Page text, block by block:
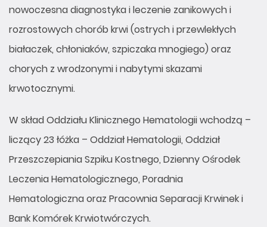
nowoczesna diagnostyka i leczenie zanikowych i
rozrostowych chorób krwi (ostrych i przewlekłych
białaczek, chłoniaków, szpiczaka mnogiego) oraz
chorych z wrodzonymi i nabytymi skazami
krwotocznymi.
W skład Oddziału Klinicznego Hematologii wchodzą –
liczący 23 łóżka – Oddział Hematologii, Oddział
Przeszczepiania Szpiku Kostnego, Dzienny Ośrodek
Leczenia Hematologicznego, Poradnia
Hematologiczna oraz Pracownia Separacji Krwinek i
Bank Komórek Krwiotwórczych.